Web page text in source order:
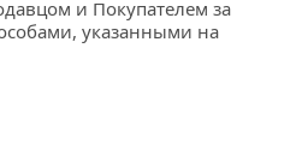
и Покупателем за
указанными на